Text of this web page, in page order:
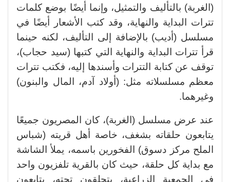
(الغربة) بالتأليف والتمثيل، وإنما أيضًا بوضع كلمات
تترات البداية والنهاية، وقد كتب الأشعار أيضًا في
مسلسل (أديب) بالإضافة إلى التأليف، لكنه حينما
قرأ تترات البداية والنهاية التي كتبها (سيد حجاب)،
توقف عن كتابة التترات وأسندها إليه، فكتب تترات
معظم مسلسلاته مثل: (أولاد آدم، المال والبنون)
وغيرهما.
عند عرض مسلسل (الغربة)، كان المصريون جميعًا
يتابعون حلقاته بشغف، خاصة أهل قريته (شباس
الملح مركز دسوق) الفخورين باسمه، يملأ الشاشة
مع بداية كل حلقة، حيث كان بالقرية تلفزيون واحد
في الجمعية الزراعية، يتحلقون تحته، يتابعون